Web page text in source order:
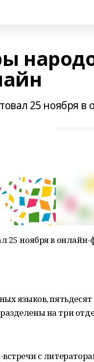
25 ноября
25 ноября в
языков, пятьдесят
на три
с